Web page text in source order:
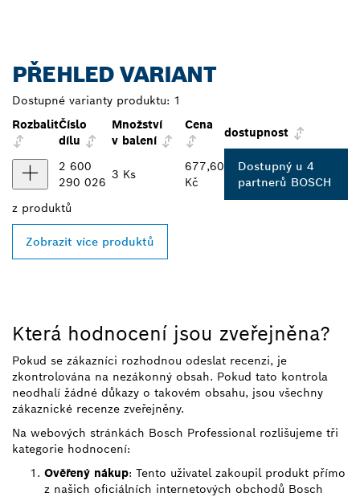
PŘEHLED VARIANT
Dostupné varianty produktu: 1
RozbalitČíslo
dílu
Množství
v balení
Cena
dostupnost
2 600
290 026
3 Ks
677,60
Kč
Dostupný u 4
partnerů BOSCH
z produktů
Zobrazit více produktů
Která hodnocení jsou zveřejněna?
Pokud se zákazníci rozhodnou odeslat recenzi, je
zkontrolována na nezákonný obsah. Pokud tato kontrola
neodhalí žádné důkazy o takovém obsahu, jsou všechny
zákaznické recenze zveřejněny.
Na webových stránkách Bosch Professional rozlišujeme tři
kategorie hodnocení:
Ověřený nákup: Tento uživatel zakoupil produkt přímo
z našich oficiálních internetových obchodů Bosch